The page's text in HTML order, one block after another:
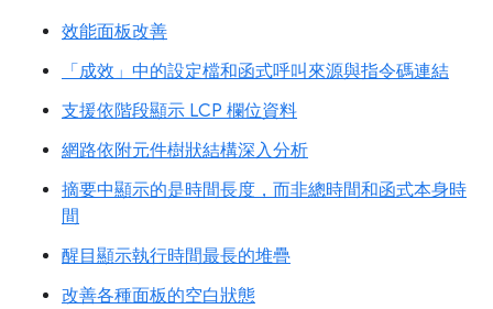
效能面板改善
「成效」中的設定檔和函式呼叫來源與指令碼連結
支援依階段顯示 LCP 欄位資料
網路依附元件樹狀結構深入分析
摘要中顯示的是時間長度，而非總時間和函式本身時
間
醒目顯示執行時間最長的堆疊
改善各種面板的空白狀態